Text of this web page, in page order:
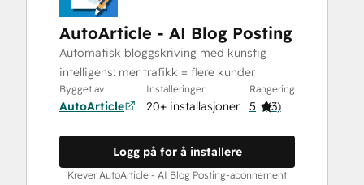
AutoArticle - AI Blog Posting
Automatisk bloggskriving med kunstig
intelligens: mer trafikk = flere kunder
Bygget av
AutoArticle
Installeringer
20+ installasjoner
Rangering
5 (3)
Logg på for å installere
Krever AutoArticle - AI Blog Posting-abonnement